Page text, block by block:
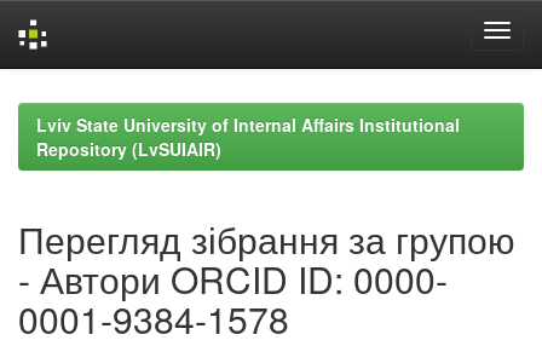
navigationLviv State University of Internal Affairs Institutional
Repository (LvSUIAIR)
Перегляд зібрання за групою
- Автори ORCID ID: 0000-
0001-9384-1578